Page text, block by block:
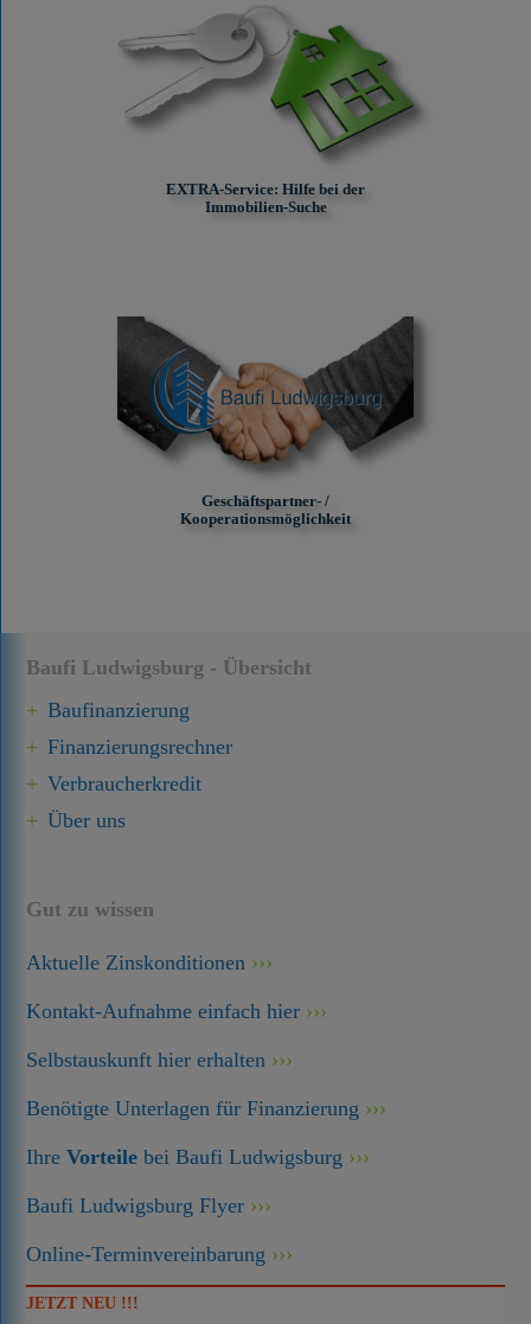
Baufi Ludwigsburg - Übersicht
Baufinanzierung
Finanzierungsrechner
Verbraucherkredit
Über uns
Gut zu wissen
Aktuelle Zinskonditionen
Kontakt-Aufnahme einfach hier
Selbstauskunft hier erhalten
Benötigte Unterlagen für Finanzierung
IhreVorteile bei Baufi Ludwigsburg
Baufi Ludwigsburg Flyer
Online-Terminvereinbarung
JETZT NEU !!!
EXTRA-Service: Hilfe bei der
Immobilien-Suche
Geschäftspartner- /
Kooperationsmöglichkeit